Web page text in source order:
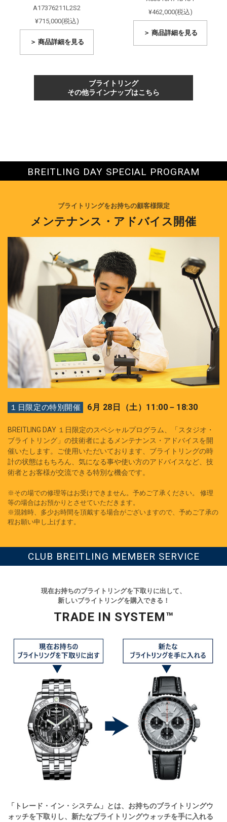
A17376211L2S2
¥715,000(税込)
＞ 商品詳細を見る
¥462,000(税込)
＞ 商品詳細を見る
ブライトリング
その他ラインナップはこちら
BREITLING DAY SPECIAL PROGRAM
ブライトリングをお持ちの顧客様限定
メンテナンス・アドバイス開催
１日限定の特別開催 6月 28日（土）11:00－18:30
BREITLING DAY １日限定のスペシャルプログラム、「スタジオ・
ブライトリング」の技術者によるメンテナンス・アドバイスを開
催いたします。ご使用いただいております、ブライトリングの時
計の状態はもちろん、気になる事や使い方のアドバイスなど、技
術者とお客様が交流できる特別な機会です。
※その場での修理等はお受けできません。予めご了承ください。 修理
等の場合はお預かりとさせていただきます。
※混雑時、多少お時間を頂戴する場合がございますので、予めご了承の
程お願い申し上げます。
CLUB BREITLING MEMBER SERVICE
現在お持ちのブライトリングを下取りに出して、
新しいブライトリングを購入できる！
TRADE IN SYSTEM™
「トレード・イン・システム」とは、お持ちのブライトリングウ
ォッチを下取りし、新たなブライトリングウォッチを手に入れる